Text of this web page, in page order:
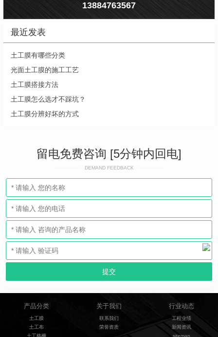
13884763567
最近发表
土工膜有哪些分类
光面土工膜的施工工艺
土工膜搭接方法
土工膜怎么选才不踩坑？
土工膜分辨好坏的方式
留电免费咨询 [5分钟内回电]
DEMAND FEEDBACK
产品分类
土工膜
土工布
关于我们
联系我们
荣誉资质
行业动态
工程业绩
新闻资讯